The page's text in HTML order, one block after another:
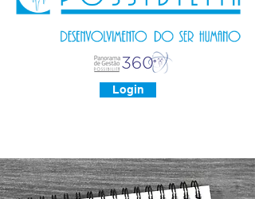
Login